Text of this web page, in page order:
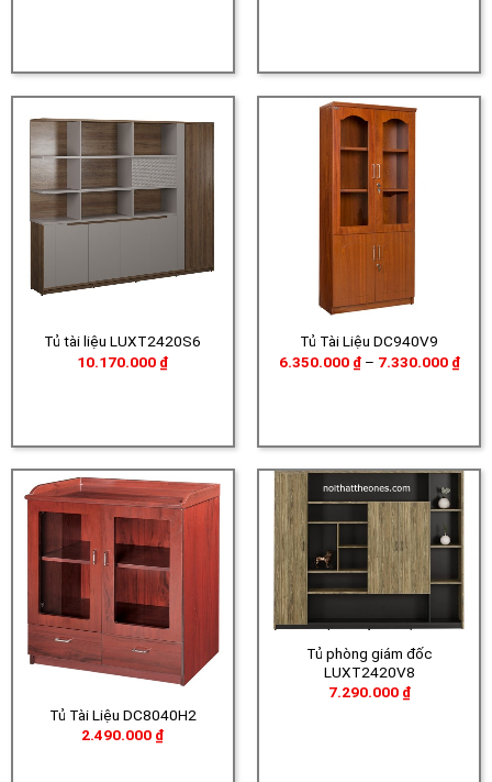
Tủ tài liệu LUXT2420S6
10.170.000 ₫
Tủ Tài Liệu DC940V9
6.350.000 ₫ – 7.330.000 ₫
giá:
Tủ Tài Liệu DC8040H2
2.490.000 ₫
Tủ phòng giám đốc
LUXT2420V8
7.290.000 ₫